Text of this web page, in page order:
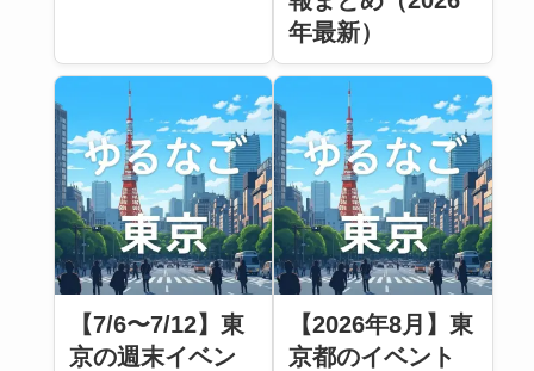
年最新）
【7/6〜7/12】東
京の週末イベン
【2026年8月】東
京都のイベント